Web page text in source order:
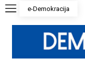
e-Demokracija